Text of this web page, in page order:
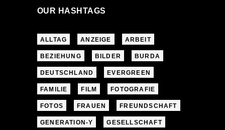
OUR HASHTAGS
ALLTAG ANZEIGE ARBEIT
BEZIEHUNG BILDER BURDA
DEUTSCHLAND EVERGREEN
FAMILIE FILM FOTOGRAFIE
FOTOS FRAUEN FREUNDSCHAFT
GENERATION-Y GESELLSCHAFT